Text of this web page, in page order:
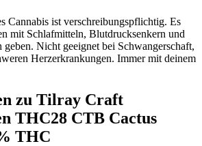
Cannabis ist verschreibungspflichtig. Es
mit Schlafmitteln, Blutdrucksenkern und
geben. Nicht geeignet bei Schwangerschaft,
Herzerkrankungen. Immer mit deinem
zu Tilray Craft
THC28 CTB Cactus
THC